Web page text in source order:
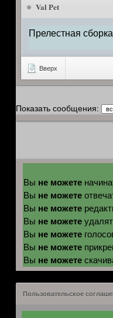
Val Pet
Прелестная
Вверх
Показать сообщения:
Вы не можете
Вы не можете
Вы не можете
Вы не можете
Вы не можете
Вы не можете
Вы не можете
Пользовательское